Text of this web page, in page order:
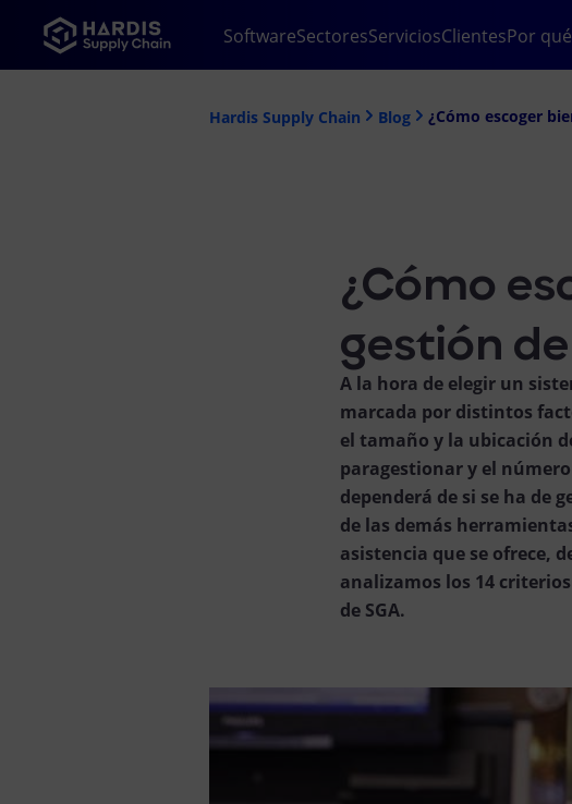
SoftwareSectoresServiciosClientesPor
Hardis Supply Chain Blog ¿Cómo escoger
¿Cómo
gestión
A la hora de elegir un
marcada por distintos
el tamaño y la ubicación
paragestionar y el
dependerá de si se ha de
de las demás
asistencia que se ofrece,
analizamos los 14
de SGA.